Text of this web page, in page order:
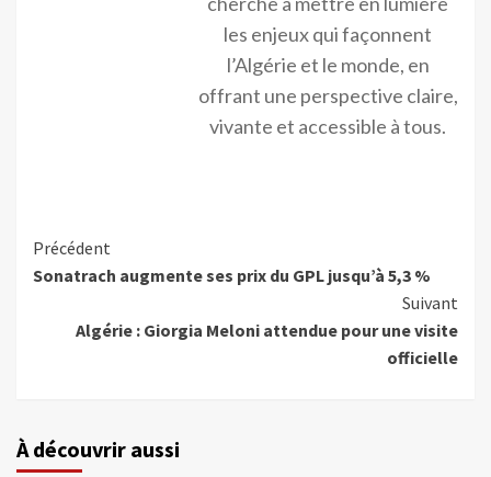
les enjeux qui façonnent
l’Algérie et le monde, en
offrant une perspective claire,
vivante et accessible à tous.
Précédent
Sonatrach augmente ses prix du GPL jusqu’à 5,3 %
Suivant
Algérie : Giorgia Meloni attendue pour une visite
officielle
À découvrir aussi